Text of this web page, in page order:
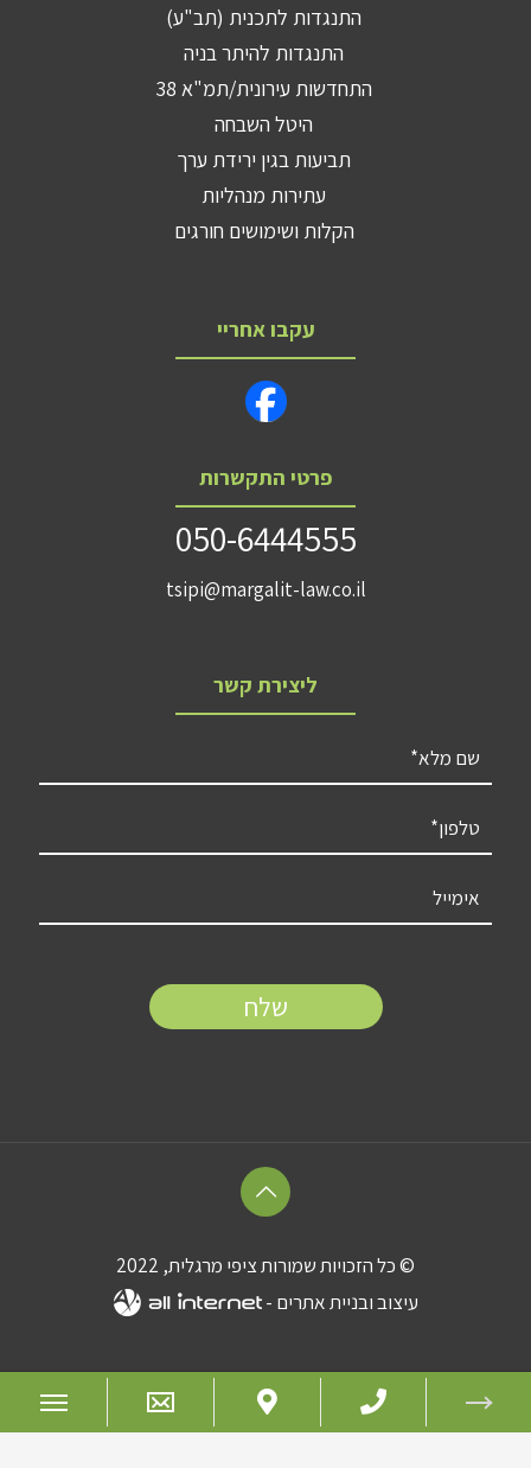
התנגדות לתכנית (תב"ע)
התנגדות להיתר בניה
התחדשות עירונית/תמ"א 38
היטל השבחה
תביעות בגין ירידת ערך
עתירות מנהליות
הקלות ושימושים חורגים
עקבו אחריי
פרטי התקשרות
050-6444555
tsipi@margalit-law.co.il
ליצירת קשר
© כל הזכויות שמורות ציפי מרגלית, 2022
עיצוב ובניית אתרים -